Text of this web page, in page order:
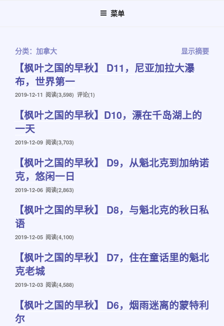
菜单
显示摘要
分类：加拿大
【枫叶之国的早秋】 D11，尼亚加拉大瀑
布，世界第一
发
2019-12-11 阅读(3,598) 评论(1)
【枫叶之国的早秋】D10，漂在千岛湖上的
一天
发
2019-12-09 阅读(3,703)
【枫叶之国的早秋】 D9，从魁北克到加纳诺
克，悠闲一日
发
2019-12-06 阅读(2,863)
【枫叶之国的早秋】 D8，与魁北克的秋日私
语
发
2019-12-05 阅读(4,100)
【枫叶之国的早秋】 D7，住在童话里的魁北
克老城
发
2019-12-03 阅读(4,588)
【枫叶之国的早秋】 D6，烟雨迷离的蒙特利
尔